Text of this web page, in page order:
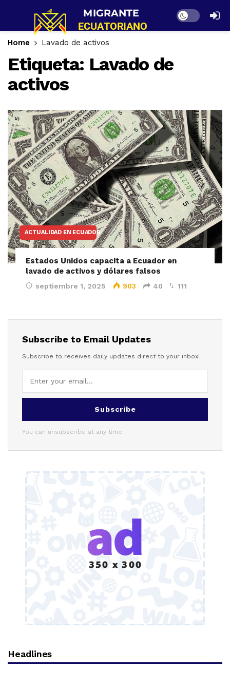
Dark mode
Home Lavado de activos
Etiqueta: Lavado de
activos
ACTUALIDAD EN ECUADOR
Estados Unidos capacita a Ecuador en
lavado de activos y dólares falsos
septiembre 1, 2025 903 40 111
Subscribe to Email Updates
Subscribe to receives daily updates direct to your inbox!
Subscribe
You can unsubscribe at any time
Headlines